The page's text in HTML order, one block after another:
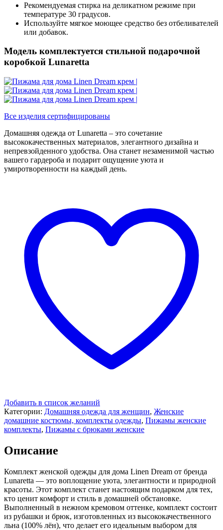
Рекомендуемая стирка на деликатном режиме при
температуре 30 градусов.
Используйте мягкое моющее средство без отбеливателей
или добавок.
Модель комплектуется стильной подарочной
коробкой Lunaretta
Все изделия сертифицированы
Домашняя одежда от Lunaretta – это сочетание
высококачественных материалов, элегантного дизайна и
непревзойденного удобства. Она станет незаменимой частью
вашего гардероба и подарит ощущение уюта и
умиротворенности на каждый день.
Добавить в список желаний
Категории: Домашняя одежда для женщин, Женские
домашние костюмы, комплекты одежды, Пижамы женские
комплекты, Пижамы с брюками женские
Описание
Комплект женской одежды для дома Linen Dream от бренда
Lunaretta — это воплощение уюта, элегантности и природной
красоты. Этот комплект станет настоящим подарком для тех,
кто ценит комфорт и стиль в домашней обстановке.
Выполненный в нежном кремовом оттенке, комплект состоит
из рубашки и брюк, изготовленных из высококачественного
льна (100% лён), что делает его идеальным выбором для